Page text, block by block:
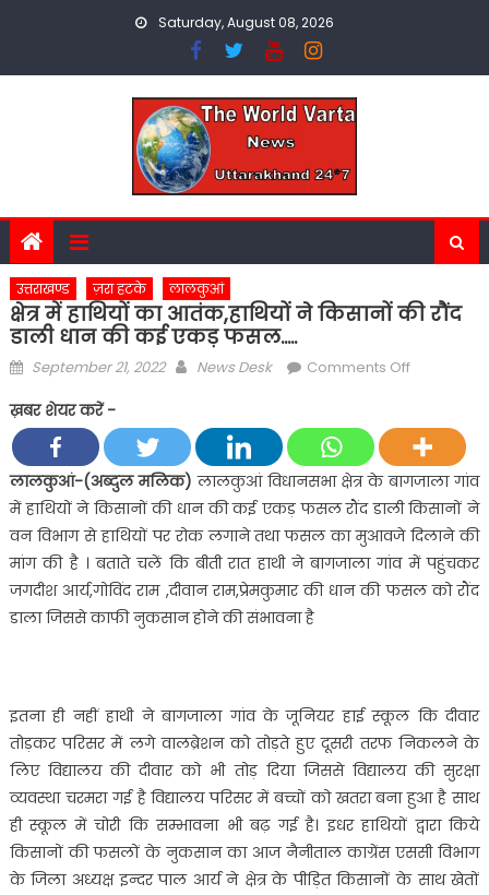
Saturday, August 08, 2026
उत्तराखण्ड ज़रा हटके लालकुआं
क्षेत्र में हाथियों का आतंक,हाथियों ने किसानों की रौंद
डाली धान की कई एकड़ फसल…..
Posted
September 21, 2022 Author
News Desk Comments Offon
हाथियों
का
ने
किसानों
की
रौंद
एकड़
फसल…..
ख़बर शेयर करें -
लालकुआं-(अब्दुल मलिक) लालकुआं विधानसभा क्षेत्र के बागजाला गांव
में हाथियों ने किसानों की धान की कई एकड़ फसल रौंद डाली किसानों ने
वन विभाग से हाथियों पर रोक लगाने तथा फसल का मुआवजे दिलाने की
मांग की है । बताते चलें कि बीती रात हाथी ने बागजाला गांव में पहुंचकर
जगदीश आर्य,गोविंद राम ,दीवान राम,प्रेमकुमार की धान की फसल को रौंद
डाला जिससे काफी नुकसान होने की संभावना है
इतना ही नहीं हाथी ने बागजाला गांव के जूनियर हाई स्कूल कि दीवार
तोड़कर परिसर में लगे वालब्रेशन को तोड़ते हुए दूसरी तरफ निकलने के
लिए विद्यालय की दीवार को भी तोड़ दिया जिससे विद्यालय की सुरक्षा
व्यवस्था चरमरा गई है विद्यालय परिसर में बच्चों को खतरा बना हुआ है साथ
ही स्कूल में चोरी कि सम्भावना भी बढ़ गई है। इधर हाथियों द्वारा किये
किसानों की फसलों के नुकसान का आज नैनीताल काग्रेंस एससी विभाग
के जिला अध्यक्ष इन्दर पाल आर्य ने क्षेत्र के पीड़ित किसानों के साथ खेतों